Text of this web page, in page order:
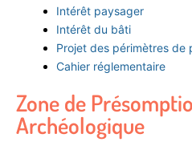
Intérêt paysager
Intérêt du bâti
Projet des périmètres de
Cahier réglementaire
Zone de
Archéologique